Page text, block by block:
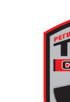
транспорт до
автобус ще
обратно към
поляната.
или шалте! За